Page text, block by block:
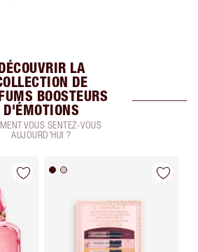
LA
DE
BOOSTEURS
D'ÉMOTIONS
VOUS SENTEZ-VOUS
AUJOURD'HUI ?